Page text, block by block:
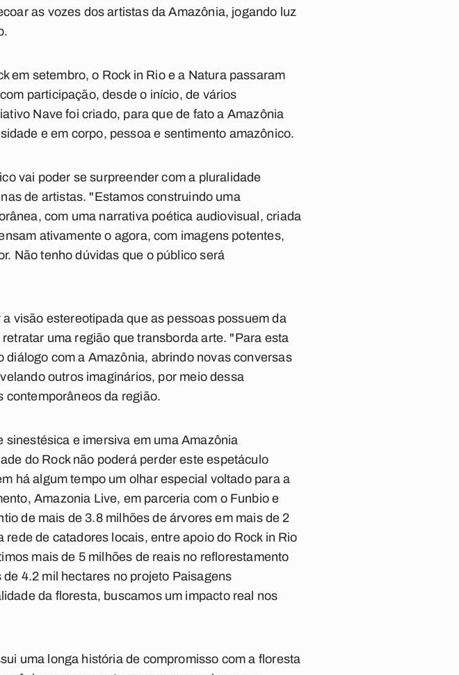
as vozes dos artistas da Amazônia, jogando luz
em setembro, o Rock in Rio e a Natura passaram
participação, desde o início, de vários
Nave foi criado, para que de fato a Amazônia
e em corpo, pessoa e sentimento amazônico.
vai poder se surpreender com a pluralidade
de artistas. "Estamos construindo uma
com uma narrativa poética audiovisual, criada
ativamente o agora, com imagens potentes,
Não tenho dúvidas que o público será
visão estereotipada que as pessoas possuem da
uma região que transborda arte. "Para esta
com a Amazônia, abrindo novas conversas
outros imaginários, por meio dessa
contemporâneos da região.
e imersiva em uma Amazônia
do Rock não poderá perder este espetáculo
há algum tempo um olhar especial voltado para a
Amazonia Live, em parceria com o Funbio e
de mais de 3.8 milhões de árvores em mais de 2
de catadores locais, entre apoio do Rock in Rio
mais de 5 milhões de reais no reflorestamento
4.2 mil hectares no projeto Paisagens
da floresta, buscamos um impacto real nos
uma longa história de compromisso com a floresta